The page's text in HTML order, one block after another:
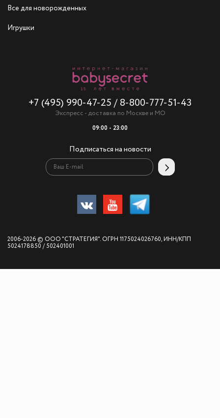
Все для новорожденных
Игрушки
+7 (495) 990-47-25 / 8-800-777-51-43
Экспресс - доставка по Москве и МО
09:00 - 23:00
Подписаться на новости
2006-2026 © ООО "СТРАТЕГИЯ". ОГРН 1175024026760, ИНН/КПП
5024178850 / 502401001